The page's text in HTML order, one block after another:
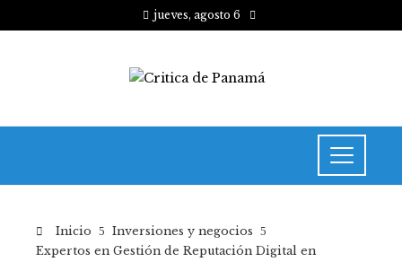
jueves, agosto 6
Inicio
Inversiones y negocios
Expertos en Gestión de Reputación Digital en